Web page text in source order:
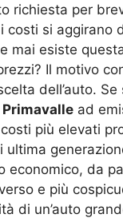
richiesta per
costi si aggirano
mai esiste
Il motivo
dell’auto.
ad
più elevati
ultima
economico, da
e più
di un’auto